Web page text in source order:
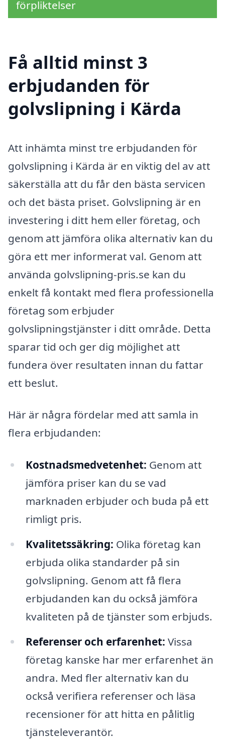
förpliktelser
Få alltid minst 3
erbjudanden för
golvslipning i Kärda
Att inhämta minst tre erbjudanden för
golvslipning i Kärda är en viktig del av att
säkerställa att du får den bästa servicen
och det bästa priset. Golvslipning är en
investering i ditt hem eller företag, och
genom att jämföra olika alternativ kan du
göra ett mer informerat val. Genom att
använda golvslipning-pris.se kan du
enkelt få kontakt med flera professionella
företag som erbjuder
golvslipningstjänster i ditt område. Detta
sparar tid och ger dig möjlighet att
fundera över resultaten innan du fattar
ett beslut.
Här är några fördelar med att samla in
flera erbjudanden:
Kostnadsmedvetenhet: Genom att
jämföra priser kan du se vad
marknaden erbjuder och buda på ett
rimligt pris.
Kvalitetssäkring: Olika företag kan
erbjuda olika standarder på sin
golvslipning. Genom att få flera
erbjudanden kan du också jämföra
kvaliteten på de tjänster som erbjuds.
Referenser och erfarenhet: Vissa
företag kanske har mer erfarenhet än
andra. Med fler alternativ kan du
också verifiera referenser och läsa
recensioner för att hitta en pålitlig
tjänsteleverantör.